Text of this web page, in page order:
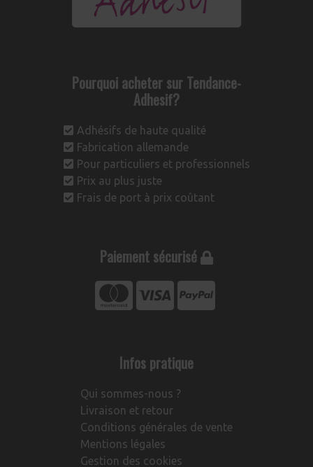
Pourquoi acheter sur Tendance-
Adhesif?
Adhésifs de haute qualité
Fabrication allemande
Pour particuliers et professionnels
Prix au plus juste
Frais de port à prix coûtant
Paiement sécurisé
Infos pratique
Qui sommes-nous ?
Livraison et retour
Conditions générales de vente
Mentions légales
Gestion des cookies